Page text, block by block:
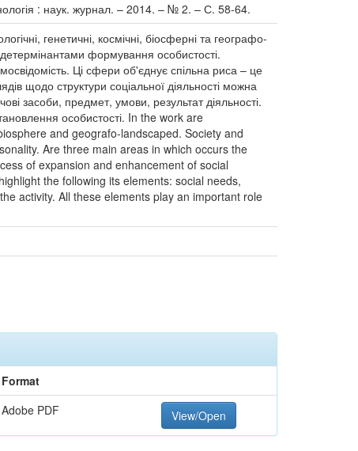
: наук. журнал. – 2014. – № 2. – С. 58-64.
генетичні, космічні, біосферні та географо-
формування особистості.
Ці сфери об'єднує спільна риса – це
щодо структури соціальної діяльності можна
засоби, предмет, умови, результат діяльності.
особистості. In the work are
and geografo-landscaped. Society and
Are three main areas in which occurs the
of expansion and enhancement of social
the following its elements: social needs,
activity. All these elements play an important role
Format
Adobe PDF View/Open